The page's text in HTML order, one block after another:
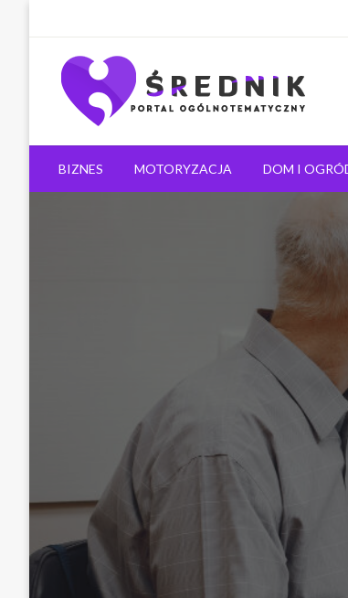
Średnik.pl
Ogólnotematyczny portal informacyjny
BIZNES MOTORYZACJA DOM I